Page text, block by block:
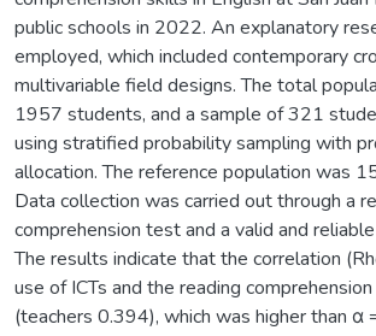
public schools in 2022. An explanatory
employed, which included contemporary
multivariable field designs. The total
1957 students, and a sample of 321
using stratified probability sampling with
allocation. The reference population was
Data collection was carried out through a
comprehension test and a valid and
The results indicate that the correlation
use of ICTs and the reading
(teachers 0.394), which was higher than α